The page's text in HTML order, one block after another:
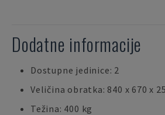
Dodatne informacije
Dostupne jedinice: 2
Veličina obratka: 840 x 670 x
Težina: 400 kg